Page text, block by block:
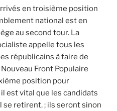
en troisième position
national est en
au second tour. La
appelle tous les
républicains à faire de
Front Populaire
position pour
est vital que les candidats
retirent. ; ils seront sinon